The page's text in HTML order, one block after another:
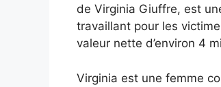
de Virginia Giuffre, est
travaillant pour les
valeur nette d’environ 4
Virginia est une femme